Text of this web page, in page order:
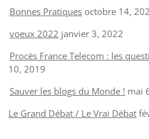
Bonnes Pratiques octobre 14,
voeux 2022 janvier 3, 2022
Procès France Telecom : les
10, 2019
Sauver les blogs du Monde ! mai
Le Grand Débat / Le Vrai Débat